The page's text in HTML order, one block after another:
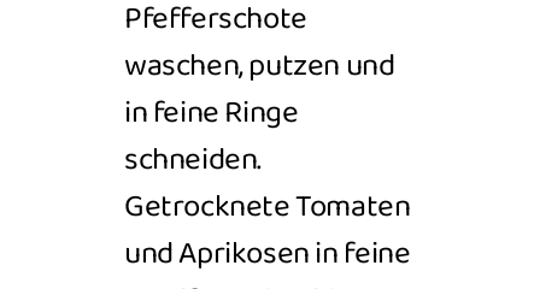
Pfefferschote
waschen, putzen und
in feine Ringe
schneiden.
Getrocknete Tomaten
und Aprikosen in feine